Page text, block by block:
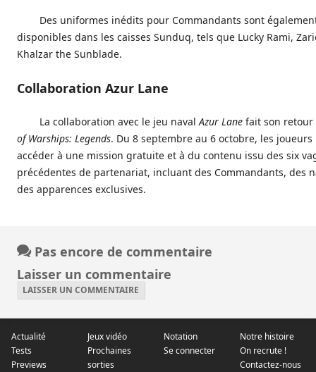
Des uniformes inédits pour Commandants sont
disponibles dans les caisses Sunduq, tels que Lucky Rami,
Khalzar the Sunblade.
Collaboration Azur Lane
La collaboration avec le jeu navalAzur Lane fait son
of Warships: Legends. Du 8 septembre au 6 octobre, les
accéder à une mission gratuite et à du contenu issu des six
précédentes de partenariat, incluant des Commandants, des
des apparences exclusives.
Pas encore de commentaire
Laisser un commentaire
LAISSER UN COMMENTAIRE
Actualité
Tests
Previews
Jeux vidéo
Prochaines
sorties
Notation
Se connecter
Notre histoire
On recrute !
Contactez-nous